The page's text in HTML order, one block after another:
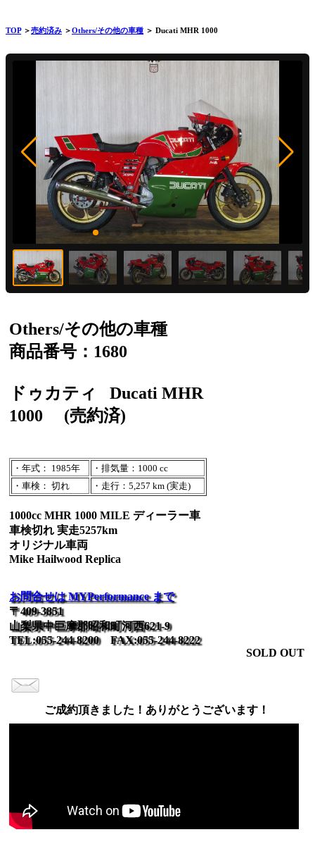
TOP＞売約済み ＞Others/その他の車種 ＞ Ducati MHR 1000
Others/その他の車種
商品番号：1680
ドゥカティ
Ducati MHR
1000
(売約済)
・年式： 1985年
・排気量：1000 cc
・車検： 切れ
・走行：5,257 km (実走)
1000cc MHR 1000 MILE ディーラー車
車検切れ 実走5257km
オリジナル車両
Mike Hailwood Replica
お問合せは MYPerformance まで
〒409-3851
山梨県中巨摩郡昭和町河西621-9
TEL:055-244-8200 FAX:055-244-8222
SOLD OUT
ご成約頂きました！ありがとうございます！